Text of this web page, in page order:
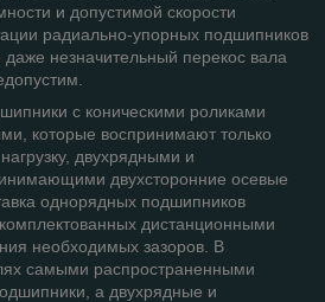
и допустимой скорости
радиально-упорных подшипников
незначительный перекос вала
с коническими роликами
которые воспринимают только
двухрядными и
двухсторонние осевые
однорядных подшипников
дистанционными
необходимых зазоров. В
самыми распространенными
а двухрядные и